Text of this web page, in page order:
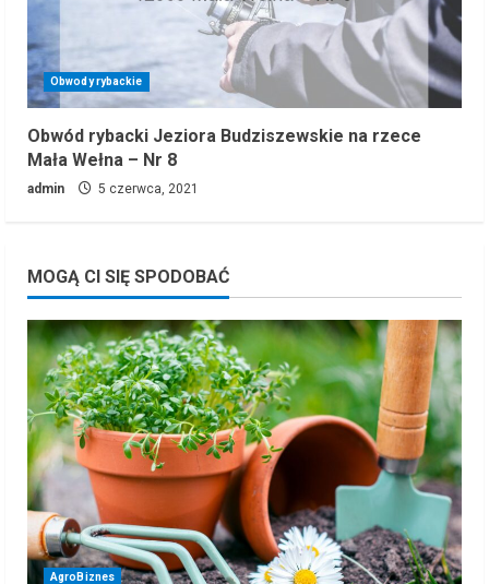
Obwody rybackie
Obwód rybacki Jeziora Budziszewskie na rzece
Mała Wełna – Nr 8
admin 5 czerwca, 2021
MOGĄ CI SIĘ SPODOBAĆ
AgroBiznes